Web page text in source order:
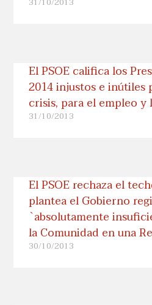
El PSOE califica los
2014 injustos e inútiles
crisis, para el empleo y
31/10/2013
El PSOE rechaza el
plantea el Gobierno
`absolutamente
la Comunidad en una
30/10/2013